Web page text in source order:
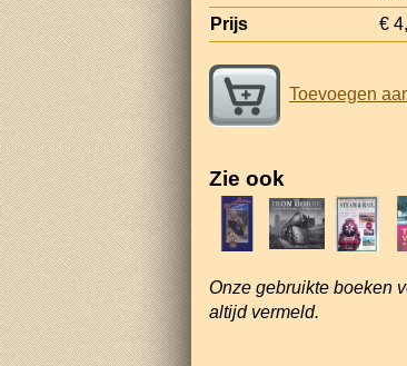
Prijs
€
Toevoegen
Zie ook
Onze gebruikte boeken
altijd vermeld.